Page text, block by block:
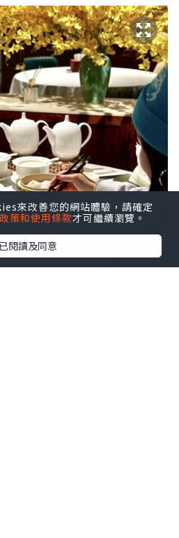
來改善您的網站體驗，請確定
策和使用條款才可繼續瀏覽。
閱讀及同意